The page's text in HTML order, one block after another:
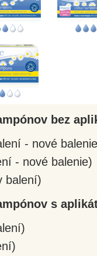
bez
- nové
- nové balenie)
balení)
s